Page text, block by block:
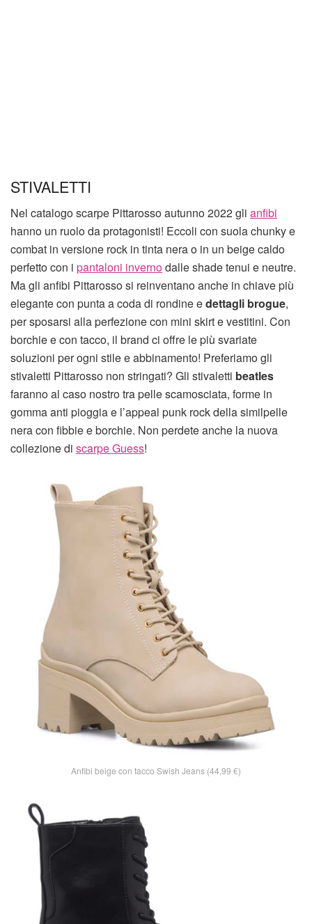
STIVALETTI
Nel catalogo scarpe Pittarosso autunno 2022 gli anfibi
hanno un ruolo da protagonisti! Eccoli con suola chunky e
combat in versione rock in tinta nera o in un beige caldo
perfetto con i pantaloni invernodalle shade tenui e neutre.
Ma gli anfibi Pittarosso si reinventano anche in chiave più
elegante con punta a coda di rondine edettagli brogue,
per sposarsi alla perfezione con mini skirt e vestitini. Con
borchie e con tacco, il brand ci offre le più svariate
soluzioni per ogni stile e abbinamento! Preferiamo gli
stivaletti Pittarosso non stringati? Gli stivaletti beatles
faranno al caso nostro tra pelle scamosciata, forme in
gomma anti pioggia e l’appeal punk rock della similpelle
nera con fibbie e borchie. Non perdete anche la nuova
collezione di scarpe Guess!
Anfibi beige con tacco Swish Jeans (44,99 €)